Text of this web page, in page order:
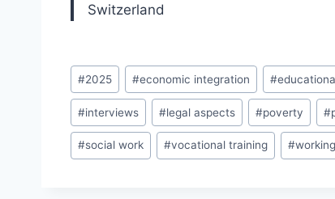
Switzerland
Post
Tags:
#2025 #economic integration #
#interviews #legal aspects #poverty #
#social work #vocational training #